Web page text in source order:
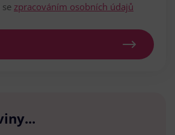
zpracováním osobních údajů